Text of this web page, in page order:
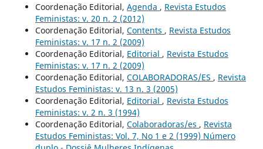
Coordenação Editorial, Agenda , Revista Estudos
Feministas: v. 20 n. 2 (2012)
Coordenação Editorial, Contents , Revista Estudos
Feministas: v. 17 n. 2 (2009)
Coordenação Editorial, Editorial , Revista Estudos
Feministas: v. 17 n. 2 (2009)
Coordenação Editorial, COLABORADORAS/ES , Revista
Estudos Feministas: v. 13 n. 3 (2005)
Coordenação Editorial, Editorial , Revista Estudos
Feministas: v. 2 n. 3 (1994)
Coordenação Editorial, Colaboradoras/es , Revista
Estudos Feministas: Vol. 7, No 1 e 2 (1999) Número